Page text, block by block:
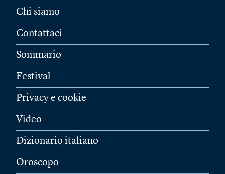
Chi siamo
Contattaci
Sommario
Festival
Privacy e cookie
Video
Dizionario italiano
Oroscopo